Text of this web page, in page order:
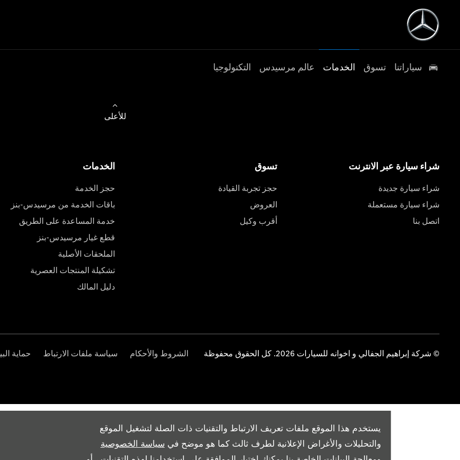
يستخدم هذا الموقع ملفات تعريف الارتباط والتقنيات ذات الصلة لتشغيل الموقع
والتحليلات والأغراض الإعلانية لطرف ثالث كما هو موضح في سياسة الخصوصية
سياراتنا تسوق الخدمات عالم مرسيدس التكنولوجيا
للأعلى
شراء سيارة عبر الانترنت
شراء سيارة جديدة
شراء سيارة مستعملة
اتصل بنا
تسوق
حجز تجربة القيادة
العروض
أقرب وكيل
الخدمات
حجز الخدمة
باقات الخدمة من مرسيدس-بنز
خدمة المساعدة على الطريق
قطع غيار مرسيدس-بنز
الملحقات الأصلية
تشكيلة المنتجات العصرية
دليل المالك
© شركة إبراهيم الجفالي و اخوانه للسيارات 2026. كل الحقوق محفوظة الشروط والأحكام سياسة ملفات الارتباط حماية